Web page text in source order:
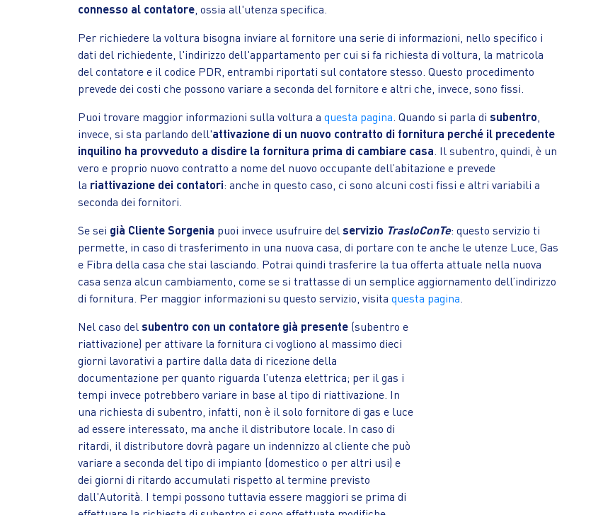
connesso al contatore , ossia all'utenza specifica.
Per richiedere la voltura bisogna inviare al fornitore una serie di informazioni, nello specifico i
dati del richiedente, l'indirizzo dell'appartamento per cui si fa richiesta di voltura, la matricola
del contatore e il codice PDR, entrambi riportati sul contatore stesso. Questo procedimento
prevede dei costi che possono variare a seconda del fornitore e altri che, invece, sono fissi.
Puoi trovare maggior informazioni sulla voltura aquesta pagina . Quando si parla disubentro
invece, si sta parlando dell'attivazione di un nuovo contratto di fornitura perché il precedente
inquilino ha provveduto a disdire la fornitura prima di cambiare casa . Il subentro, quindi, è un
vero e proprio nuovo contratto a nome del nuovo occupante dell’abitazione e prevede
la riattivazione dei contatori: anche in questo caso, ci sono alcuni costi fissi e altri variabili a
seconda dei fornitori.
Se sei già Cliente Sorgenia puoi invece usufruire delservizio TrasloConTe: questo servizio ti
permette, in caso di trasferimento in una nuova casa, di portare con te anche le utenze Luce, Gas
e Fibra della casa che stai lasciando. Potrai quindi trasferire la tua offerta attuale nella nuova
casa senza alcun cambiamento, come se si trattasse di un semplice aggiornamento dell’indirizzo
di fornitura. Per maggior informazioni su questo servizio, visitaquesta pagina
Nel caso delsubentro con un contatore già presente (subentro e
riattivazione) per attivare la fornitura ci vogliono al massimo dieci
giorni lavorativi a partire dalla data di ricezione della
documentazione per quanto riguarda l’utenza elettrica; per il gas i
tempi invece potrebbero variare in base al tipo di riattivazione. In
una richiesta di subentro, infatti, non è il solo fornitore di gas e luce
ad essere interessato, ma anche il distributore locale. In caso di
ritardi, il distributore dovrà pagare un indennizzo al cliente che può
variare a seconda del tipo di impianto (domestico o per altri usi) e
dei giorni di ritardo accumulati rispetto al termine previsto
dall'Autorità. I tempi possono tuttavia essere maggiori se prima di